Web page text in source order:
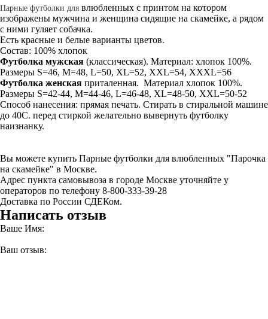
Парные футболки для влюбленных с принтом на котором
изображены мужчина и женщина сидящие на скамейке, а рядом
с ними гуляет собачка.
Есть красные и белые варианты цветов.
Состав: 100% хлопок
Футболка мужская (классическая). Материал: хлопок 100%.
Размеры S=46, M=48, L=50, XL=52, XXL=54, XXXL=56
Футболка женская приталенная. Материал хлопок 100%.
Размеры S=42-44, M=44-46, L=46-48, XL=48-50, XXL=50-52
Способ нанесения: прямая печать. Стирать в стиральной машине
до 40С. перед стиркой желательно вывернуть футболку
наизнанку.
Вы можете купить Парные футболки для влюбленных "Парочка
на скамейке" в Москве.
Адрес пункта самовывоза в городе Москве уточняйте у
операторов по телефону 8-800-333-39-28
Доставка по России СДЕКом.
Написать отзыв
Ваше Имя:
Ваш отзыв: